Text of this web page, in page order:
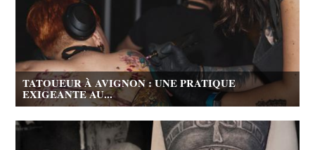
TATOUEUR À AVIGNON : UNE PRATIQUE
EXIGEANTE AU...